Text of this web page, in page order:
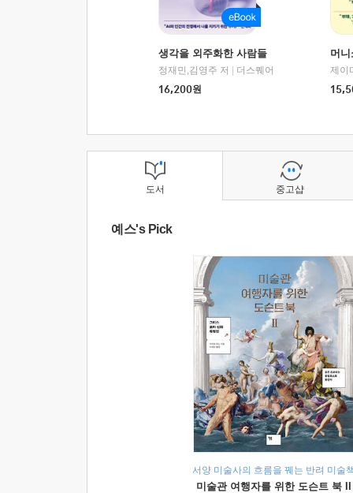
생각을 외주화한 사람들
정재민,김영주 저
더스퀘어
16,200원
머
도서
예스's Pick
서양 미술사의 흐름을 꿰는 반려 미술
미술관 여행자를 위한 도슨트 북 II
중고샵